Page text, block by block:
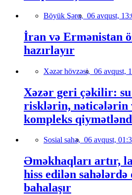
Böyük Şərq, 06 avqust,
İran və Ermənistan
hazırlayır
Xəzər hövzəsi, 06 avqust,
Xəzər geri çəkilir: su
risklərin, nəticələrin
kompleks
Sosial sahə, 06 avqust,
Əməkhaqları artır,
hiss edilən sahələrdə
bahalaşır